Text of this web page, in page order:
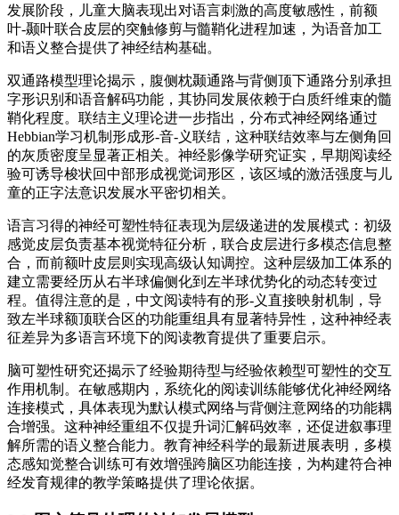
发展阶段，儿童大脑表现出对语言刺激的高度敏感性，前额
叶-颞叶联合皮层的突触修剪与髓鞘化进程加速，为语音加工
和语义整合提供了神经结构基础。
双通路模型理论揭示，腹侧枕颞通路与背侧顶下通路分别承担
字形识别和语音解码功能，其协同发展依赖于白质纤维束的髓
鞘化程度。联结主义理论进一步指出，分布式神经网络通过
Hebbian学习机制形成形-音-义联结，这种联结效率与左侧角回
的灰质密度呈显著正相关。神经影像学研究证实，早期阅读经
验可诱导梭状回中部形成视觉词形区，该区域的激活强度与儿
童的正字法意识发展水平密切相关。
语言习得的神经可塑性特征表现为层级递进的发展模式：初级
感觉皮层负责基本视觉特征分析，联合皮层进行多模态信息整
合，而前额叶皮层则实现高级认知调控。这种层级加工体系的
建立需要经历从右半球偏侧化到左半球优势化的动态转变过
程。值得注意的是，中文阅读特有的形-义直接映射机制，导
致左半球额顶联合区的功能重组具有显著特异性，这种神经表
征差异为多语言环境下的阅读教育提供了重要启示。
脑可塑性研究还揭示了经验期待型与经验依赖型可塑性的交互
作用机制。在敏感期内，系统化的阅读训练能够优化神经网络
连接模式，具体表现为默认模式网络与背侧注意网络的功能耦
合增强。这种神经重组不仅提升词汇解码效率，还促进叙事理
解所需的语义整合能力。教育神经科学的最新进展表明，多模
态感知觉整合训练可有效增强跨脑区功能连接，为构建符合神
经发育规律的教学策略提供了理论依据。